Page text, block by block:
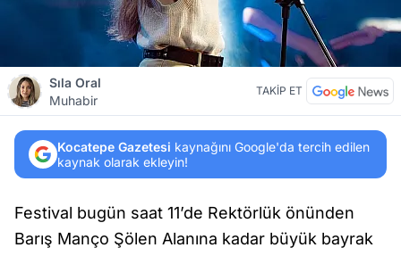
Sıla Oral
Muhabir
TAKİP ET
Kocatepe Gazetesi kaynağını Google'da tercih edilen
kaynak olarak ekleyin!
Festival bugün saat 11’de Rektörlük önünden
Barış Manço Şölen Alanına kadar büyük bayrak